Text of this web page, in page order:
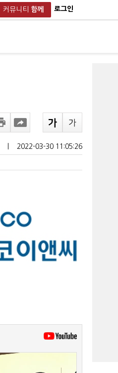
커뮤니티 함께 로그인
2022-03-30 11:05:26